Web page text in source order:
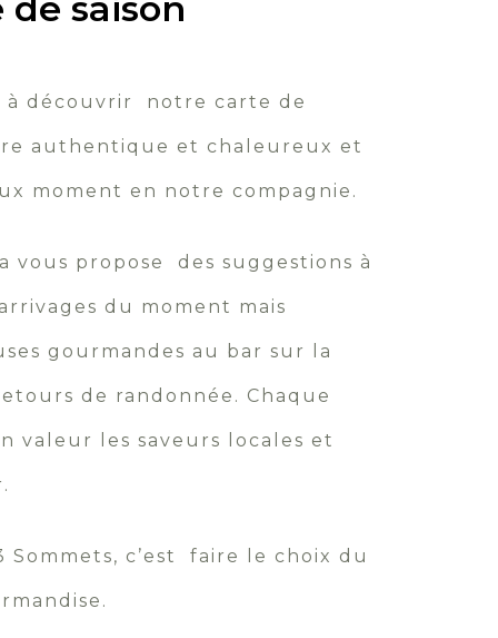
à découvrir notre carte de
authentique et chaleureux et
moment en notre compagnie.
vous propose des suggestions à
du moment mais
gourmandes au bar sur la
de randonnée. Chaque
valeur les saveurs locales et
c’est faire le choix du